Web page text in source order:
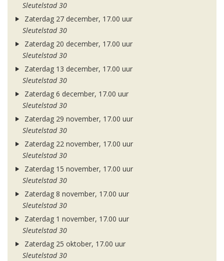
Sleutelstad 30
Zaterdag 27 december, 17.00 uur
Sleutelstad 30
Zaterdag 20 december, 17.00 uur
Sleutelstad 30
Zaterdag 13 december, 17.00 uur
Sleutelstad 30
Zaterdag 6 december, 17.00 uur
Sleutelstad 30
Zaterdag 29 november, 17.00 uur
Sleutelstad 30
Zaterdag 22 november, 17.00 uur
Sleutelstad 30
Zaterdag 15 november, 17.00 uur
Sleutelstad 30
Zaterdag 8 november, 17.00 uur
Sleutelstad 30
Zaterdag 1 november, 17.00 uur
Sleutelstad 30
Zaterdag 25 oktober, 17.00 uur
Sleutelstad 30